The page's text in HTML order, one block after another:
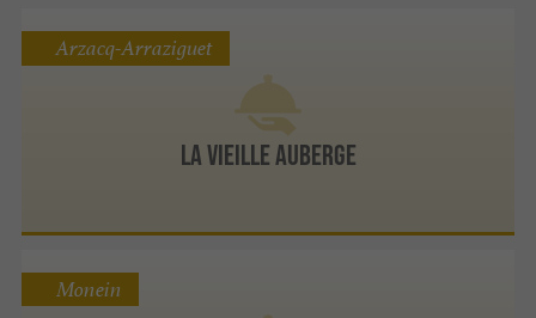
La Vieille Auberge
Arzacq-Arraziguet
Monein